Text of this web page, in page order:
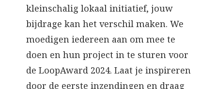
kleinschalig lokaal initiatief, jouw
bijdrage kan het verschil maken. We
moedigen iedereen aan om mee te
doen en hun project in te sturen voor
de LoopAward 2024. Laat je inspireren
door de eerste inzendingen en draag